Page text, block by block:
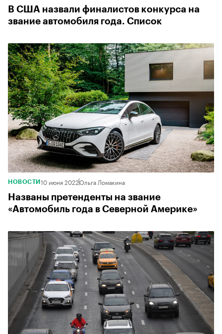
В США назвали финалистов конкурса на
звание автомобиля года. Список
НОВОСТИ 10 июня 2022Ольга Ломакина
Названы претенденты на звание
«Автомобиль года в Северной Америке»